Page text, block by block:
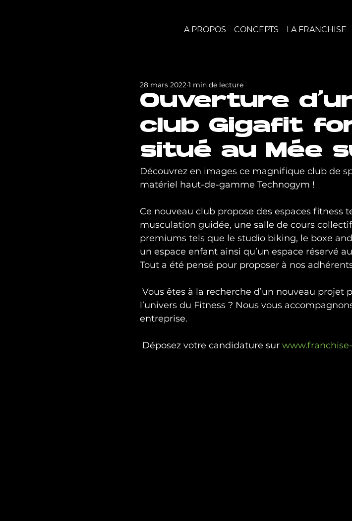
A PROPOS CONCEPTS LA FRANCHISE
Ouverture
club Gigafit
situé au Mée
28 mars 2022 1 min de lecture
Découvrez en images ce magnifique club de
matériel haut-de-gamme Technogym !
Ce nouveau club propose des espaces fitness
musculation guidée, une salle de cours
premiums tels que le studio biking, le boxe
un espace enfant ainsi qu’un espace réservé
Tout a été pensé pour proposer à nos
l’univers du Fitness ? Nous vous
Déposez votre candidature sur